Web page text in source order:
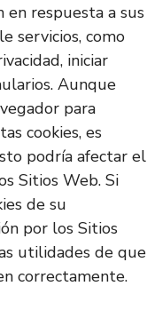
en respuesta a sus
servicios, como
iniciar
Aunque
para
cookies, es
podría afectar el
Sitios Web. Si
de su
por los Sitios
utilidades de que
correctamente.